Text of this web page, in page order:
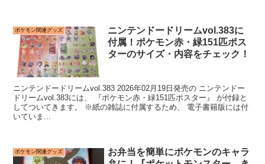
ポケモン関連グッズ
ニンテンドードリームvol.383に
付属！ポケモン赤・緑151匹ポス
ターのサイズ・内容をチェック！
ニンテンドードリームvol.383 2026年02月19日発売の ニンテンドー
ドリームvol.383には、 『ポケモン赤・緑151匹ポスター』 が付録と
してついてきます。 ※紙の雑誌に付属するため、 電子書籍版には付
いていま...
ポケモン関連グッズ
お弁当を簡単にポケモンのキャラ